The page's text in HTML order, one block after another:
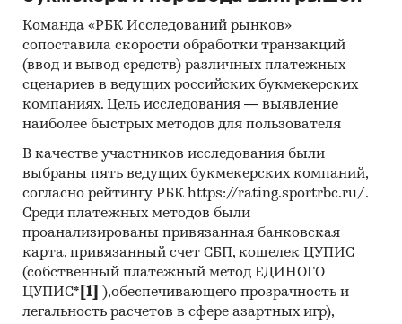
инвестиционной рекомендацией
Категории: Сельское хозяйство / ... /
Зерновые / Чумиза
Россия
Команда «РБК Исследований рынков»
сопоставила скорости обработки транзакций
(ввод и вывод средств) различных платежных
сценариев в ведущих российских букмекерских
компаниях. Цель исследования — выявление
наиболее быстрых методов для пользователя
В качестве участников исследования были
выбраны пять ведущих букмекерских компаний,
согласно рейтингу РБК https://rating.sportrbc.ru/.
Среди платежных методов были
проанализированы привязанная банковская
карта, привязанный счет СБП, кошелек ЦУПИС
(собственный платежный метод ЕДИНОГО
ЦУПИС* [1]
),обеспечивающего прозрачность и
легальность расчетов в сфере азартных игр),